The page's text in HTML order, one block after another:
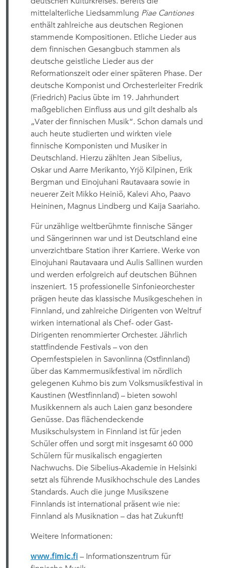
mittelalterliche Liedsammlung Piae Cantiones
enthält zahlreiche aus deutschen Regionen
stammende Kompositionen. Etliche Lieder aus
dem finnischen Gesangbuch stammen als
deutsche geistliche Lieder aus der
Reformationszeit oder einer späteren Phase. Der
deutsche Komponist und Orchesterleiter Fredrik
(Friedrich) Pacius übte im 19. Jahrhundert
maßgeblichen Einfluss aus und gilt deshalb als
„Vater der finnischen Musik“. Schon damals und
auch heute studierten und wirkten viele
finnische Komponisten und Musiker in
Deutschland. Hierzu zählten Jean Sibelius,
Oskar und Aarre Merikanto, Yrjö Kilpinen, Erik
Bergman und Einojuhani Rautavaara sowie in
neuerer Zeit Mikko Heiniö, Kalevi Aho, Paavo
Heininen, Magnus Lindberg und Kaija Saariaho.
Für unzählige weltberühmte finnische Sänger
und Sängerinnen war und ist Deutschland eine
unverzichtbare Station ihrer Karriere. Werke von
Einojuhani Rautavaara und Aulis Sallinen wurden
und werden erfolgreich auf deutschen Bühnen
inszeniert. 15 professionelle Sinfonieorchester
prägen heute das klassische Musikgeschehen in
Finnland, und zahlreiche Dirigenten von Weltruf
wirken international als Chef- oder Gast-
Dirigenten renommierter Orchester. Jährlich
stattfindende Festivals – von den
Opernfestspielen in Savonlinna (Ostfinnland)
über das Kammermusikfestival im nördlich
gelegenen Kuhmo bis zum Volksmusikfestival in
Kaustinen (Westfinnland) – bieten sowohl
Musikkennern als auch Laien ganz besondere
Genüsse. Das flächendeckende
Musikschulsystem in Finnland ist für jeden
Schüler offen und sorgt mit insgesamt 60 000
Schülern für musikalisch engagierten
Nachwuchs. Die Sibelius-Akademie in Helsinki
setzt als führende Musikhochschule des Landes
Standards. Auch die junge Musikszene
Finnlands ist international präsent wie nie:
Finnland als Musiknation – das hat Zukunft!
Weitere Informationen:
www.fimic.fi – Informationszentrum für